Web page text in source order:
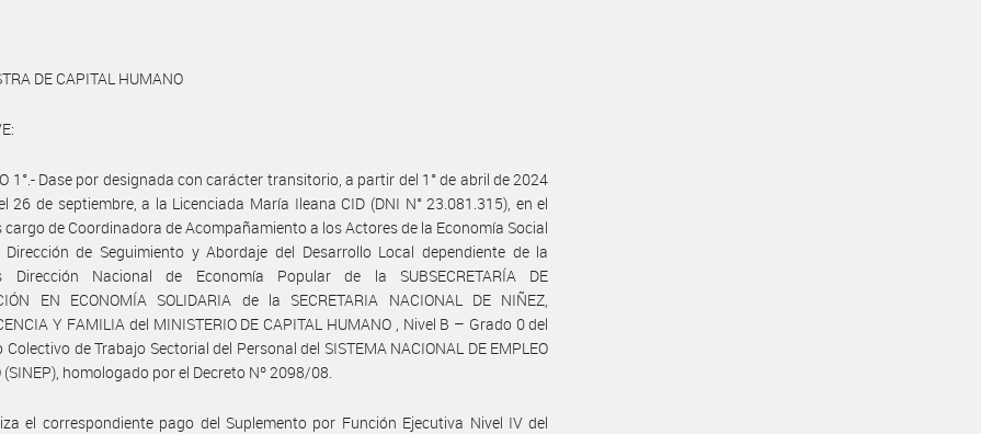
DE CAPITAL HUMANO
1°.- Dase por designada con carácter transitorio, a partir del 1° de abril de 2024
26 de septiembre, a la Licenciada María Ileana CID (DNI N° 23.081.315), en el
cargo de Coordinadora de Acompañamiento a los Actores de la Economía Social
de Seguimiento y Abordaje del Desarrollo Local dependiente de la
Dirección Nacional de Economía Popular de la SUBSECRETARÍA DE
EN ECONOMÍA SOLIDARIA de la SECRETARIA NACIONAL DE NIÑEZ,
Y FAMILIA del MINISTERIO DE CAPITAL HUMANO , Nivel B – Grado 0 del
Colectivo de Trabajo Sectorial del Personal del SISTEMA NACIONAL DE EMPLEO
(SINEP), homologado por el Decreto Nº 2098/08.
el correspondiente pago del Suplemento por Función Ejecutiva Nivel IV del